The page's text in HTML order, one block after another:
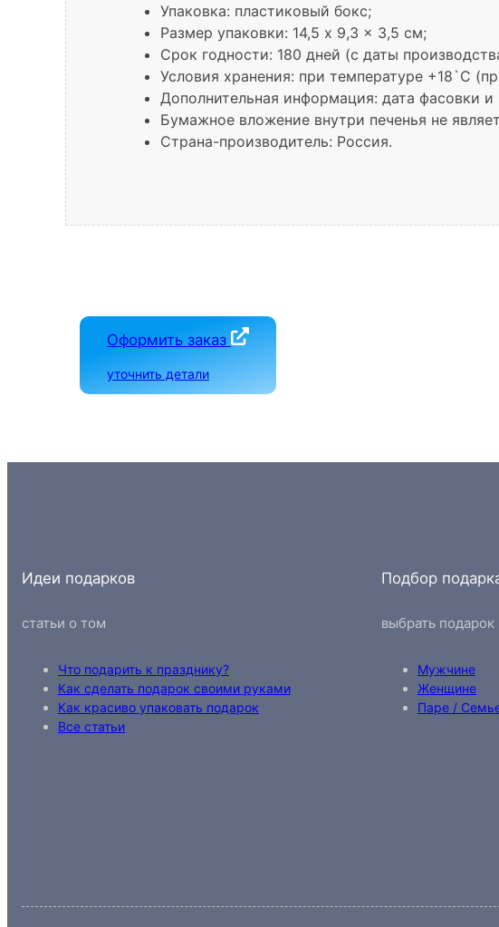
Упаковка: пластиковый бокс;
Размер упаковки: 14,5 x 9,3 x 3,5 см;
Срок годности: 180 дней (с даты
Условия хранения: при температуре +18`С
Дополнительная информация: дата фасовки
Бумажное вложение внутри печенья не
Страна-производитель: Россия.
Оформить заказ
уточнить детали
Идеи подарков
статьи о том
Что подарить к празднику?
Как сделать подарок своими руками
Как красиво упаковать подарок
Все статьи
Подбор
выбрать подарок
Мужчине
Женщине
Паре /